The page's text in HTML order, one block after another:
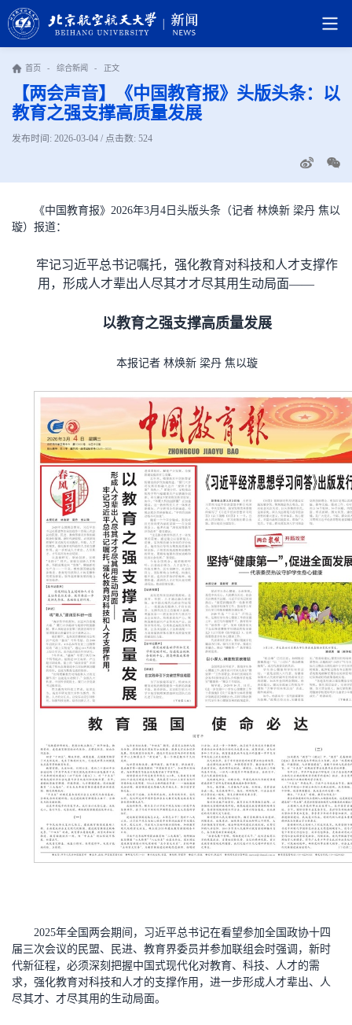
首页 - 综合新闻 - 正文
【两会声音】《中国教育报》头版头条：以
教育之强支撑高质量发展
发布时间: 2026-03-04 / 点击数: 524
《中国教育报》2026年3月4日头版头条（记者 林焕新 梁丹 焦以
璇）报道：
牢记习近平总书记嘱托，强化教育对科技和人才支撑作
用，形成人才辈出人尽其才才尽其用生动局面——
以教育之强支撑高质量发展
本报记者 林焕新 梁丹 焦以璇
2025年全国两会期间，习近平总书记在看望参加全国政协十四
届三次会议的民盟、民进、教育界委员并参加联组会时强调，新时
代新征程，必须深刻把握中国式现代化对教育、科技、人才的需
求，强化教育对科技和人才的支撑作用，进一步形成人才辈出、人
尽其才、才尽其用的生动局面。